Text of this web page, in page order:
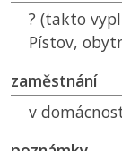
? (takto
Pístov,
zaměstnání
v